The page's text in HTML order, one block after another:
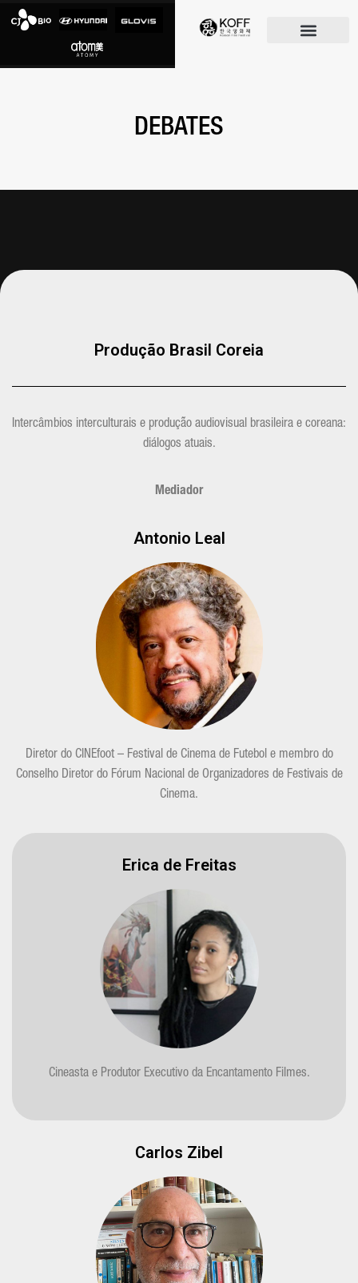
DEBATES
Produção Brasil Coreia
Intercâmbios interculturais e produção audiovisual brasileira e coreana:
diálogos atuais.
Mediador
Antonio Leal
Diretor do CINEfoot – Festival de Cinema de Futebol e membro do
Conselho Diretor do Fórum Nacional de Organizadores de Festivais de
Cinema.
Erica de Freitas
Cineasta e Produtor Executivo da Encantamento Filmes.
Carlos Zibel